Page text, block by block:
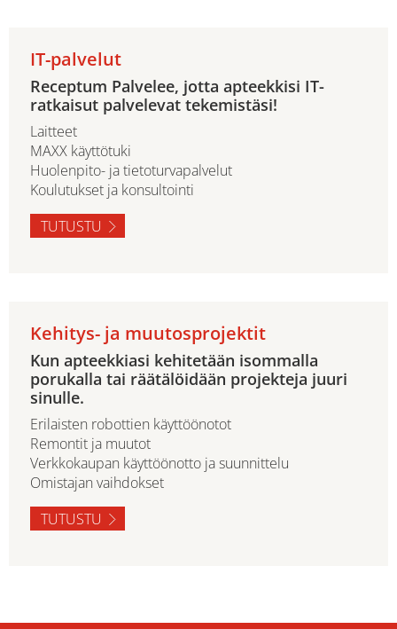
IT-palvelut
Receptum Palvelee, jotta apteekkisi IT-
ratkaisut palvelevat tekemistäsi!
Laitteet
MAXX käyttötuki
Huolenpito- ja tietoturvapalvelut
Koulutukset ja konsultointi
TUTUSTU
Kehitys- ja muutosprojektit
Kun apteekkiasi kehitetään isommalla
porukalla tai räätälöidään projekteja juuri
sinulle.
Erilaisten robottien käyttöönotot
Remontit ja muutot
Verkkokaupan käyttöönotto ja suunnittelu
Omistajan vaihdokset
TUTUSTU